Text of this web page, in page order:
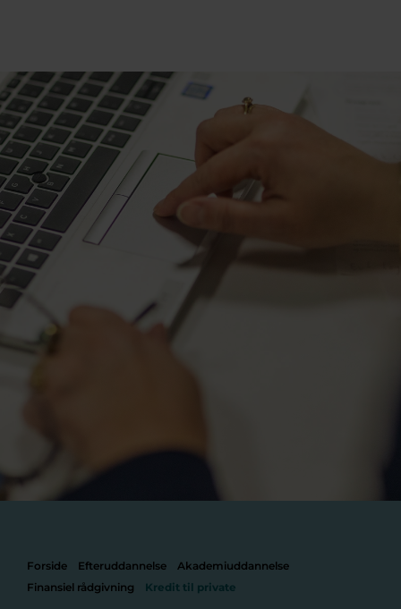
Forside Efteruddannelse
Akademiuddannelse
Finansiel rådgivning
Kredit til private